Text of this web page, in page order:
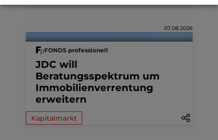
07.08.2026
FONDS professionell
JDC will
Beratungsspektrum um
Immobilienverrentung
erweitern
Kapitalmarkt